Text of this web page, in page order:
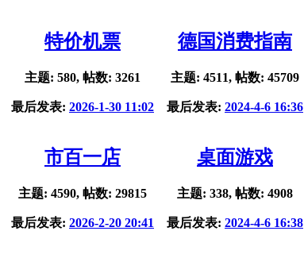
特价机票
主题: 580, 帖数: 3261
最后发表: 2026-1-30 11:02
德国消费指南
主题: 4511, 帖数: 45709
最后发表: 2024-4-6 16:36
市百一店
主题: 4590, 帖数: 29815
最后发表: 2026-2-20 20:41
桌面游戏
主题: 338, 帖数: 4908
最后发表: 2024-4-6 16:38